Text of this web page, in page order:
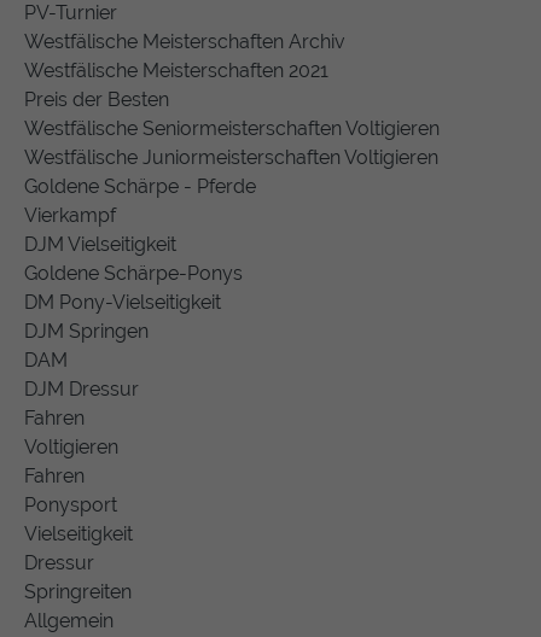
PV-Turnier
Westfälische Meisterschaften Archiv
Westfälische Meisterschaften 2021
Preis der Besten
Westfälische Seniormeisterschaften Voltigieren
Westfälische Juniormeisterschaften Voltigieren
Goldene Schärpe - Pferde
Vierkampf
DJM Vielseitigkeit
Goldene Schärpe-Ponys
DM Pony-Vielseitigkeit
DJM Springen
DAM
DJM Dressur
Fahren
Voltigieren
Fahren
Ponysport
Vielseitigkeit
Dressur
Springreiten
Allgemein